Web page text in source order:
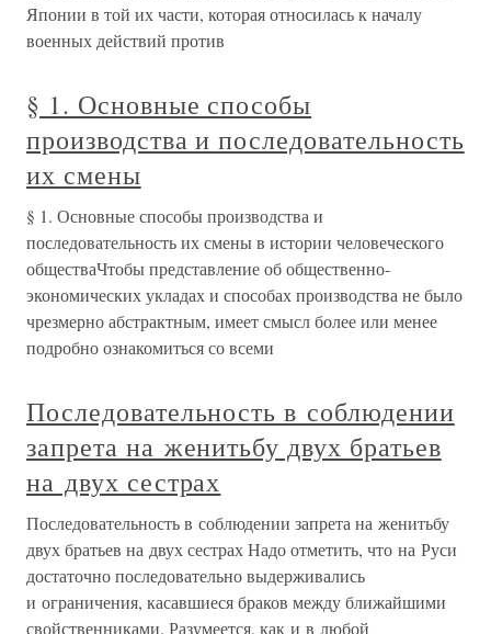
Японии в той их части, которая относилась к началу
военных действий против
§ 1. Основные способы
производства и последовательность
их смены
§ 1. Основные способы производства и
последовательность их смены в истории человеческого
обществаЧтобы представление об общественно-
экономических укладах и способах производства не было
чрезмерно абстрактным, имеет смысл более или менее
подробно ознакомиться со всеми
Последовательность в соблюдении
запрета на женитьбу двух братьев
на двух сестрах
Последовательность в соблюдении запрета на женитьбу
двух братьев на двух сестрах Надо отметить, что на Руси
достаточно последовательно выдерживались
и ограничения, касавшиеся браков между ближайшими
свойственниками. Разумеется, как и в любой